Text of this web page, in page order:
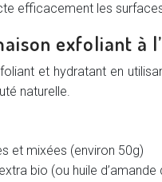
efficacement les
exfoliant à
et hydratant en
naturelle.
et mixées (environ 50g)
bio (ou huile